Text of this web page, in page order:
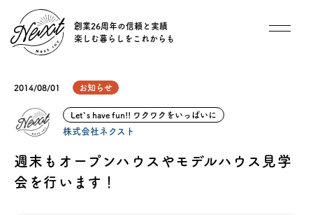
創業26周年の信頼と実績
楽しむ暮らしをこれからも
住宅商品
イベント
オススメ物件
2014/08/01 お知らせ
Let`s have fun!! ワクワクをいっぱいに
株式会社ネクスト
週末もオープンハウスやモデルハウス見学
会を行います！